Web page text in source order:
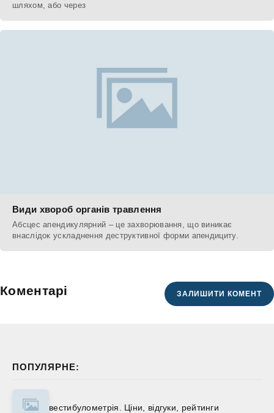
ПОПУЛЯРНЕ:
вестибулометрія. Ціни, відгуки, рейтинги
шляхом, або через
Види хвороб органів травлення
Абсцес апендикулярний – це захворювання, що виникає
внаслідок ускладнення деструктивної форми апендициту.
Коментарі ЗАЛИШИТИ КОМЕНТ